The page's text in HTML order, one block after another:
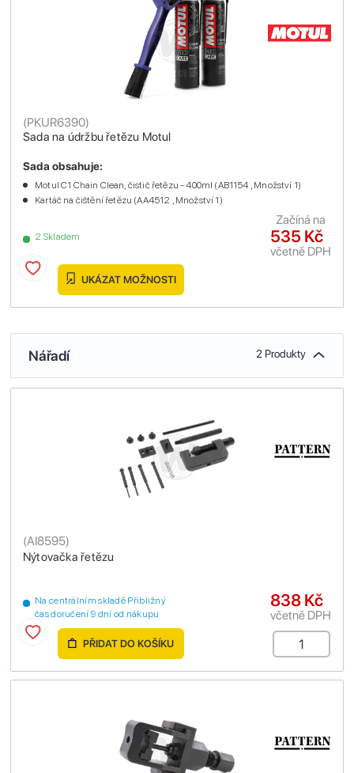
Sada na údržbu řetězu Motul
(PKUR6390)
2 Skladem
Sada obsahuje:
Motul C1 Chain Clean, čistič řetězu - 400ml (AB1154 , Množství 1)
Kartáč na čištění řetězu (AA4512 , Množství 1)
535 Kč
včetně DPH
Začíná na
UKÁZAT MOŽNOSTI
Nářadí 2 Produkty
Nýtovačka řetězu
(AI8595)
Na centrálním skladě Přibližný
čas doručení 9 dní od nákupu
838 Kč
včetně DPH
PŘIDAT DO KOŠÍKU